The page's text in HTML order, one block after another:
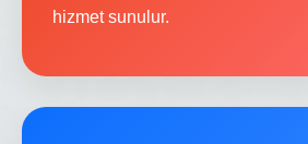
hizmet sunulur.